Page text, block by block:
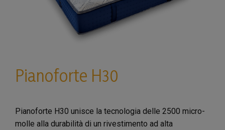
Pianoforte H30
Pianoforte H30 unisce la tecnologia delle 2500 micro-
molle alla durabilità di un rivestimento ad alta